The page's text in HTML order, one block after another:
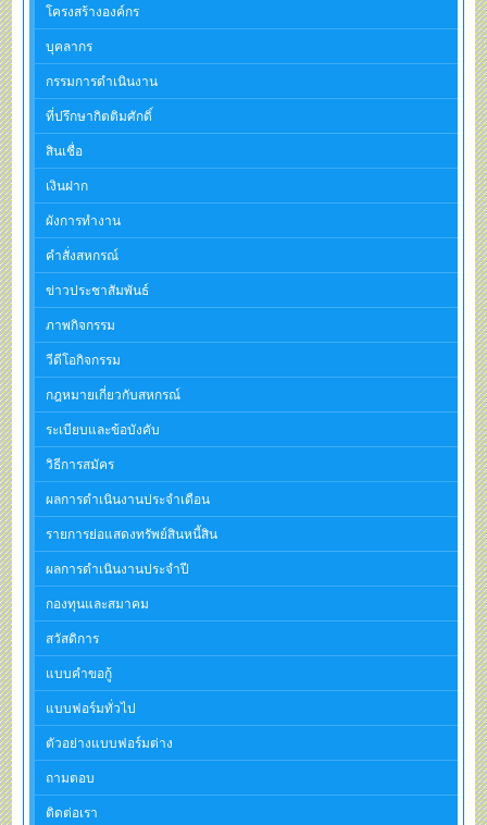
โครงสร้างองค์กร
บุคลากร
กรรมการดำเนินงาน
ที่ปรึกษากิตติมศักดิ์
สินเชื่อ
เงินฝาก
ผังการทำงาน
คำสั่งสหกรณ์
ข่าวประชาสัมพันธ์
ภาพกิจกรรม
วีดีโอกิจกรรม
กฎหมายเกี่ยวกับสหกรณ์
ระเบียบและข้อบังคับ
วิธีการสมัคร
ผลการดำเนินงานประจำเดือน
รายการย่อแสดงทรัพย์สินหนี้สิน
ผลการดำเนินงานประจำปี
กองทุนและสมาคม
สวัสดิการ
แบบคำขอกู้
แบบฟอร์มทั่วไป
ตัวอย่างแบบฟอร์มต่าง
ถามตอบ
ติดต่อเรา